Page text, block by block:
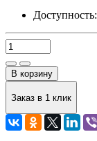
Доступность:
В корзину
Заказ в 1 клик